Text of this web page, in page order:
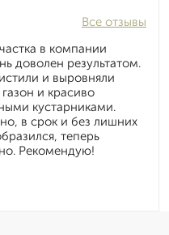
Все отзывы
в компании
доволен результатом.
и выровняли
и красиво
кустарниками.
в срок и без лишних
теперь
Рекомендую!